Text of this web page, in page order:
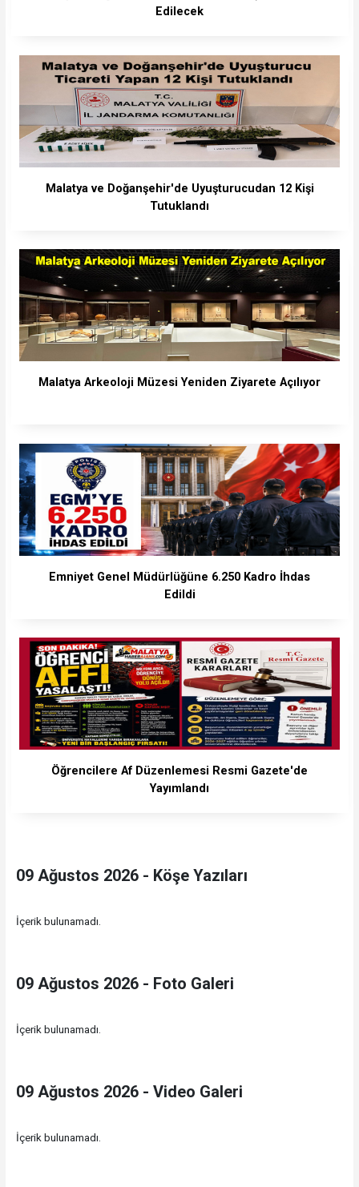
Edilecek
Malatya ve Doğanşehir'de Uyuşturucudan 12 Kişi
Tutuklandı
Malatya Arkeoloji Müzesi Yeniden Ziyarete Açılıyor
Emniyet Genel Müdürlüğüne 6.250 Kadro İhdas
Edildi
Öğrencilere Af Düzenlemesi Resmi Gazete'de
Yayımlandı
09 Ağustos 2026 - Köşe Yazıları
İçerik bulunamadı.
09 Ağustos 2026 - Foto Galeri
İçerik bulunamadı.
09 Ağustos 2026 - Video Galeri
İçerik bulunamadı.